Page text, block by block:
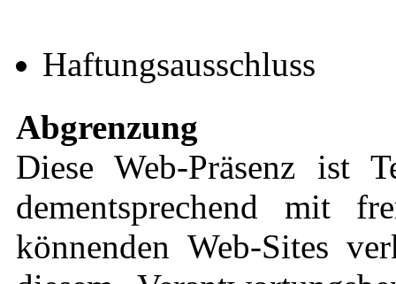
Haftungsausschluss
Abgrenzung
Diese Web-Präsenz ist
dementsprechend mit
könnenden Web-Sites